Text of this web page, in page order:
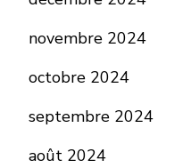
novembre 2024
octobre 2024
septembre 2024
août 2024